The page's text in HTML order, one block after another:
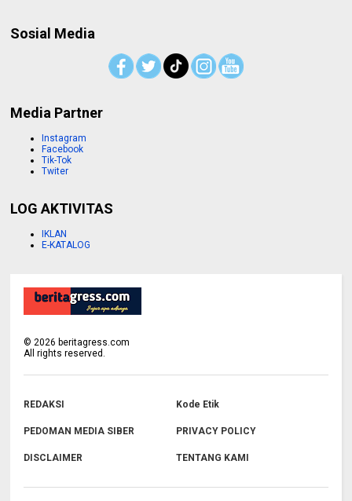
Sosial Media
Media Partner
Instagram
Facebook
Tik-Tok
Twiter
LOG AKTIVITAS
IKLAN
E-KATALOG
© 2026 beritagress.com
All rights reserved.
REDAKSI Kode Etik
PEDOMAN MEDIA SIBER PRIVACY POLICY
DISCLAIMER TENTANG KAMI